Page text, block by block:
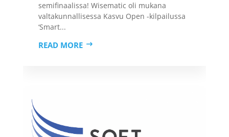
semifinaalissa! Wisematic oli mukana
valtakunnallisessa Kasvu Open -kilpailussa
‘Smart...
READ MORE